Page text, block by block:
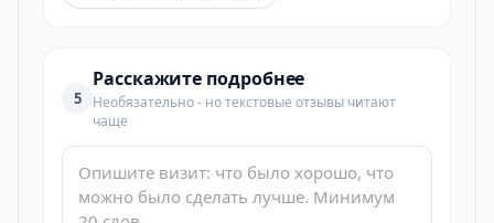
5
Расскажите подробнее
Необязательно - но текстовые отзывы читают
чаще